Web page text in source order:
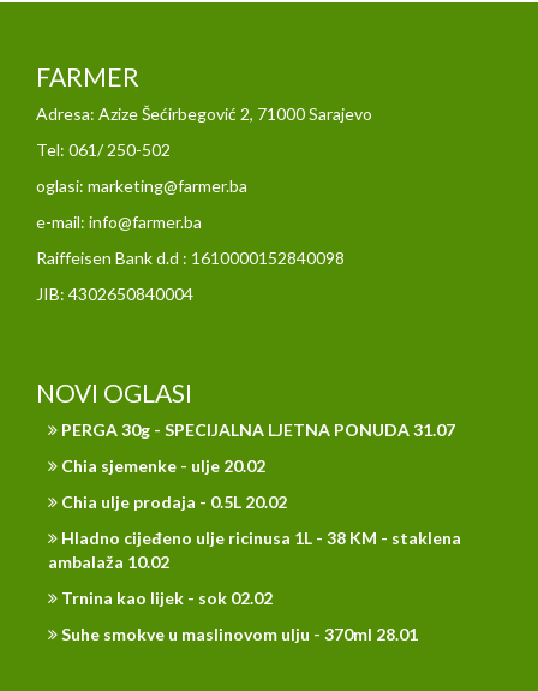
FARMER
Adresa: Azize Šećirbegović 2, 71000 Sarajevo
Tel: 061/ 250-502
oglasi: marketing@farmer.ba
e-mail: info@farmer.ba
Raiffeisen Bank d.d : 1610000152840098
JIB: 4302650840004
NOVI OGLASI
PERGA 30g - SPECIJALNA LJETNA PONUDA 31.07
Chia sjemenke - ulje 20.02
Chia ulje prodaja - 0.5L 20.02
Hladno cijeđeno ulje ricinusa 1L - 38 KM - staklena
ambalaža 10.02
Trnina kao lijek - sok 02.02
Suhe smokve u maslinovom ulju - 370ml 28.01